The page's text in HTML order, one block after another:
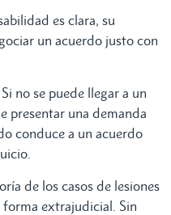
es clara, su
un acuerdo justo con
Si no se puede llegar a un
presentar una demanda
conduce a un acuerdo
de los casos de lesiones
forma extrajudicial. Sin